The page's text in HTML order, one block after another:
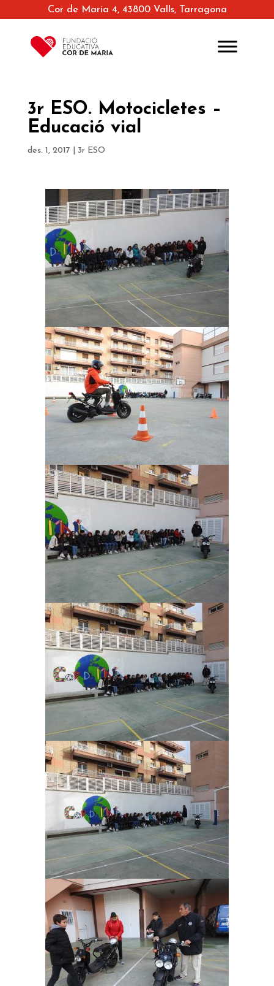
Cor de Maria 4, 43800 Valls, Tarragona
3r ESO. Motocicletes –
Educació vial
des. 1, 2017 3r ESO